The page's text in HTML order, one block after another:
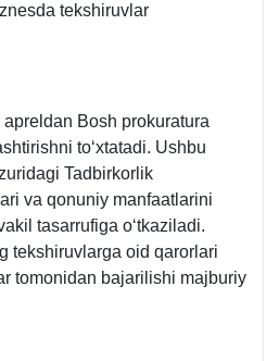
tekshiruvlar
apreldan Bosh prokuratura
toʻхtatadi. Ushbu
Tadbirkorlik
va qonuniy manfaatlarini
tasarrufiga oʻtkaziladi.
tekshiruvlarga oid qarorlari
tomonidan bajarilishi majburiy